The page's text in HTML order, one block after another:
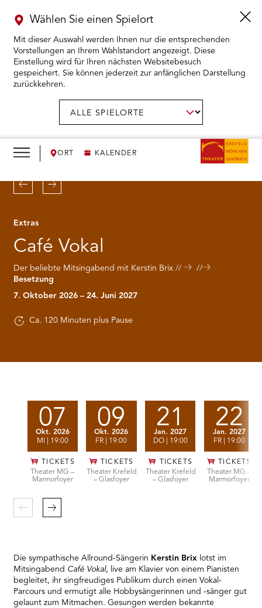
ORT KALENDER
Wählen Sie einen Spielort
Mit dieser Auswahl werden Ihnen nur die entsprechenden
Vorstellungen an Ihrem Wahlstandort angezeigt. Diese
Einstellung wird für Ihren nächsten Websitebesuch
gespeichert. Sie können jederzeit zur anfänglichen Darstellung
zurückkehren.
KARTENKAUF ÖFFNEN
WIR ÖFFNEN
DAS THEATER ÖFFNEN
THEATERPÄDAGOGIK ÖFFNEN
BESUCH ÖFFNEN
Extras
Café Vokal
Der beliebte Mitsingabend mit Kerstin Brix
Besetzung
7. Oktober 2026 – 24. Juni 2027
Ca. 120 Minuten plus Pause
Zurück Weiter
07
Okt. 2026
MI
| 19:00
TICKETS
Theater MG –
Marmorfoyer
09
Okt. 2026
FR | 19:00
TICKETS
Theater Krefeld
– Glasfoyer
21
Jan. 2027
DO| 19:00
TICKETS
Theater Krefeld
– Glasfoyer
22
Jan. 2027
FR| 19:00
TICKETS
Theater MG –
Marmorfoyer
Zurück Weiter
Die sympathische Allround-Sängerin Kerstin Brix lotst im
Mitsingabend Café Vokal, live am Klavier von einem Pianisten
begleitet, ihr singfreudiges Publikum durch einen Vokal-
Parcours und ermutigt alle Hobbysängerinnen und -sänger gut
gelaunt zum Mitmachen. Gesungen werden bekannte